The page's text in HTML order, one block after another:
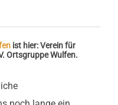
ist hier: Verein für
Ortsgruppe Wulfen.